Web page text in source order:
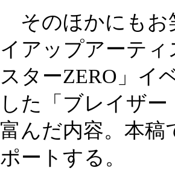
そのほかにもお
イアップアーテ
スターZERO」イ
した「ブレイザ
富んだ内容。本
ポートする。